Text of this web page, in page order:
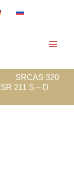
SRCAS 320
SR 211 S – D